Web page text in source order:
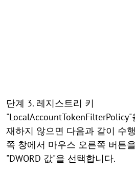
단계 3. 레지스트리 키
재하지 않으면 다음과 같이 수
쪽 창에서 마우스 오른쪽 버튼
"DWORD 값"을 선택합니다.